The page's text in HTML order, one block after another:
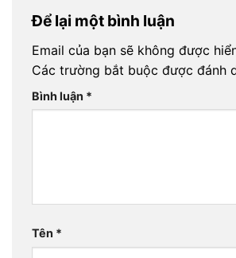
Để lại một bình luận
Email của bạn sẽ không được
Các trường bắt buộc được đánh
Bình luận *
Tên *